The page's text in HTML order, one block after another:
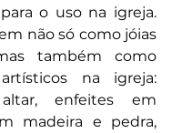
o uso na igreja.
não só como jóias
também como
na igreja:
enfeites em
madeira e pedra,